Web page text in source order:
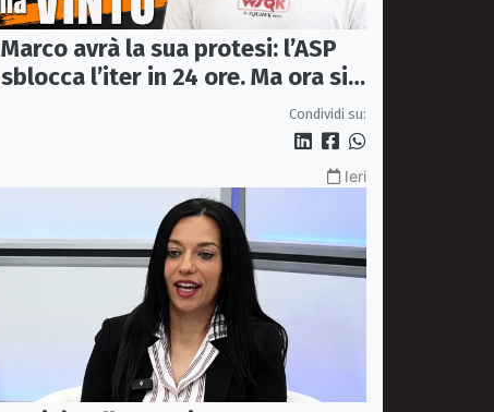
Marco avrà la sua protesi: l’ASP
sblocca l’iter in 24 ore. Ma ora si
apre il caso dell’Ufficio ausiliCondividi su:
Ieri